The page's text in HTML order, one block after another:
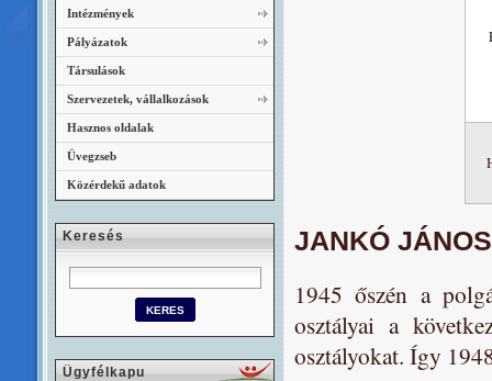
JANKÓ
1945 őszén a
osztályai a
osztályokat. Így
Intézmények
Pályázatok
Társulások
Szervezetek, vállalkozások
Hasznos oldalak
Üvegzseb
Közérdekű adatok
Keresés
Ügyfélkapu